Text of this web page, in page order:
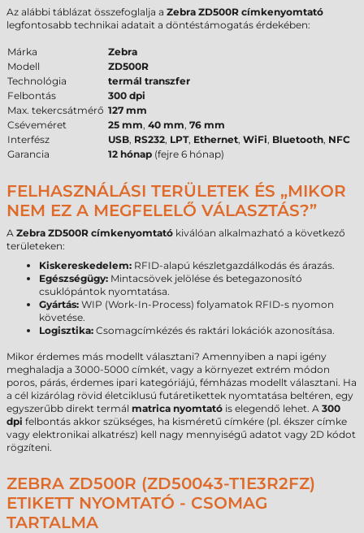
Az alábbi táblázat összefoglalja a Zebra ZD500R címkenyomtató
legfontosabb technikai adatait a döntéstámogatás érdekében:
Márka
Zebra
Modell
ZD500R
Technológia
termál transzfer
Felbontás
300 dpi
Max. tekercsátmérő 127 mm
Cséveméret
25 mm, 40 mm, 76 mm
Interfész
USB, RS232, LPT, Ethernet, WiFi, Bluetooth, NFC
Garancia
12 hónap (fejre 6 hónap)
FELHASZNÁLÁSI TERÜLETEK ÉS „MIKOR
NEM EZ A MEGFELELŐ VÁLASZTÁS?”
A Zebra ZD500R címkenyomtató kiválóan alkalmazható a következő
területeken:
Kiskereskedelem: RFID-alapú készletgazdálkodás és árazás.
Egészségügy: Mintacsövek jelölése és betegazonosító
csuklópántok nyomtatása.
Gyártás: WIP (Work-In-Process) folyamatok RFID-s nyomon
követése.
Logisztika: Csomagcímkézés és raktári lokációk azonosítása.
Mikor érdemes más modellt választani? Amennyiben a napi igény
meghaladja a 3000-5000 címkét, vagy a környezet extrém módon
poros, párás, érdemes ipari kategóriájú, fémházas modellt választani. Ha
a cél kizárólag rövid életciklusú futáretikettek nyomtatása beltéren, egy
egyszerűbb direkt termál matrica nyomtató is elegendő lehet. A 300
dpi felbontás akkor szükséges, ha kisméretű címkére (pl. ékszer címke
vagy elektronikai alkatrész) kell nagy mennyiségű adatot vagy 2D kódot
rögzíteni.
ZEBRA ZD500R (ZD50043-T1E3R2FZ)
ETIKETT NYOMTATÓ - CSOMAG
TARTALMA